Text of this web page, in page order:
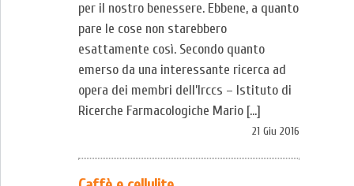
per il nostro benessere. Ebbene, a quanto
pare le cose non starebbero
esattamente così. Secondo quanto
emerso da una interessante ricerca ad
opera dei membri dell’Irccs – Istituto di
Ricerche Farmacologiche Mario […]
21 Giu 2016